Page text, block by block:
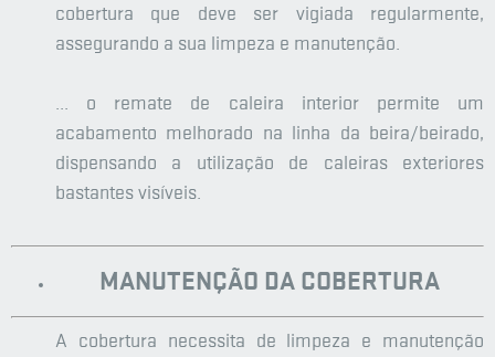
cobertura que deve ser vigiada regularmente,
assegurando a sua limpeza e manutenção.
... o remate de caleira interior permite um
acabamento melhorado na linha da beira/beirado,
dispensando a utilização de caleiras exteriores
bastantes visíveis.
MANUTENÇÃO DA COBERTURA
A cobertura necessita de limpeza e manutenção